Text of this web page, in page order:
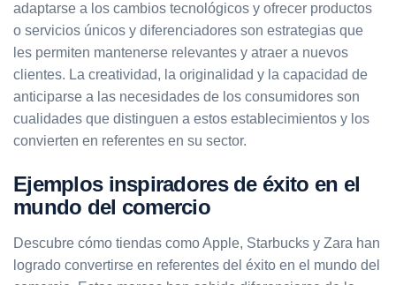
adaptarse a los cambios tecnológicos y ofrecer productos
o servicios únicos y diferenciadores son estrategias que
les permiten mantenerse relevantes y atraer a nuevos
clientes. La creatividad, la originalidad y la capacidad de
anticiparse a las necesidades de los consumidores son
cualidades que distinguen a estos establecimientos y los
convierten en referentes en su sector.
Ejemplos inspiradores de éxito en el
mundo del comercio
Descubre cómo tiendas como Apple, Starbucks y Zara han
logrado convertirse en referentes del éxito en el mundo del